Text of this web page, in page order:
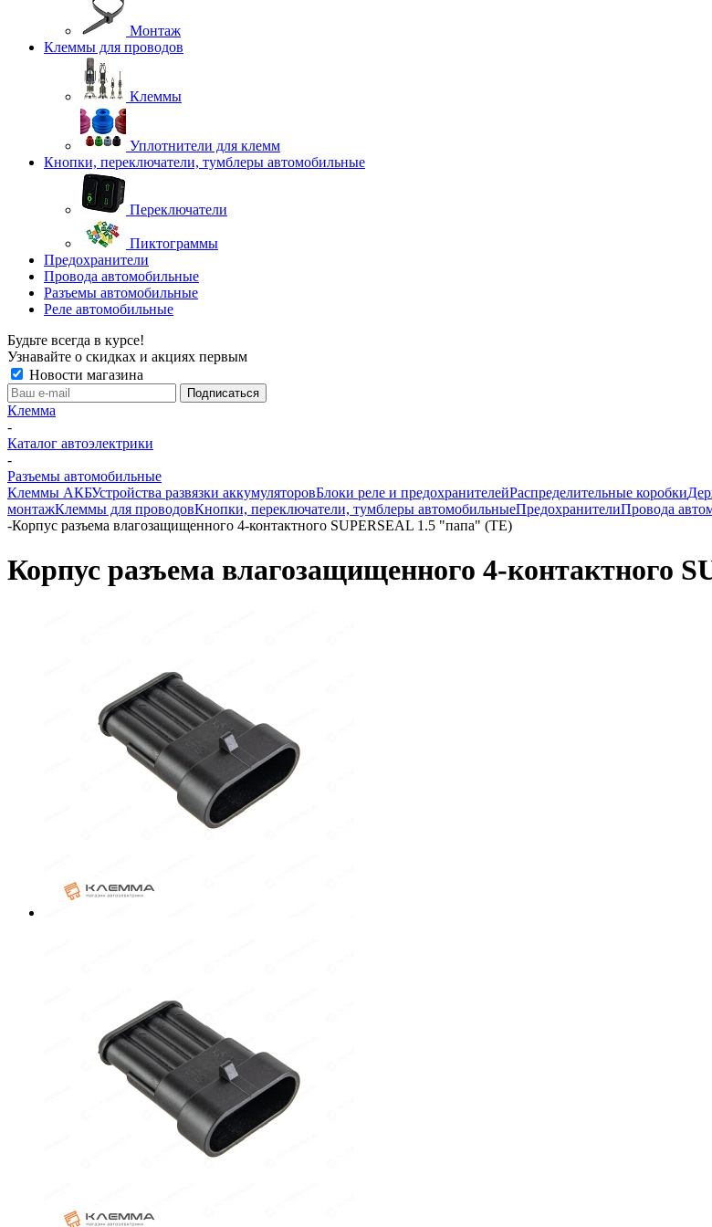
Монтаж
Клеммы для проводов
Клеммы
Уплотнители для клемм
Кнопки, переключатели, тумблеры автомобильные
Переключатели
Пиктограммы
Предохранители
Провода автомобильные
Разъемы автомобильные
Реле автомобильные
Будьте всегда в курсе!
Узнавайте о скидках и акциях первым
Новости магазина
Клемма
-
Каталог автоэлектрики
-
Разъемы автомобильные
Клеммы АКБУстройства развязки аккумуляторовБлоки реле и предохранителейРаспределительные коробки
монтажКлеммы для проводовКнопки, переключатели, тумблеры автомобильныеПредохранителиПровода
-Корпус разъема влагозащищенного 4-контактного SUPERSEAL 1.5 "папа" (TE)
Корпус разъема влагозащищенного 4-контактного